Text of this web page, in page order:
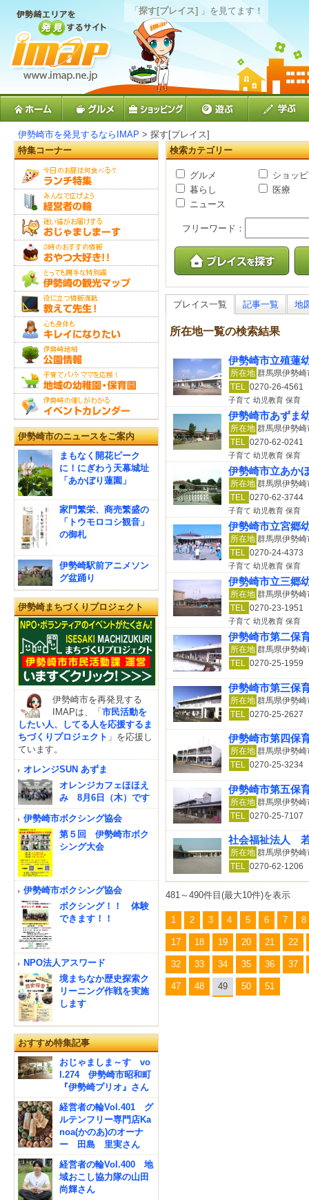
「探す[プレイス] 」を見てます！
伊勢崎市を発見するならIMAP > 探す[プレイス]
検索カテゴリー
グルメ
ショッ
暮らし
医療
ニュース
フリーワード：
プレイス一覧 記事一覧 地
所在地一覧の検索結果
伊勢崎市立殖蓮
所在地 群馬県伊勢
TEL 0270-26-4561
子育て 幼児教育 保育
伊勢崎市あずま
所在地 群馬県伊勢
TEL 0270-62-0241
子育て 幼児教育 保育
伊勢崎市立あか
所在地 群馬県伊勢
TEL 0270-62-3744
子育て 幼児教育 保育
伊勢崎市立宮郷
所在地 群馬県伊勢
TEL 0270-24-4373
子育て 幼児教育 保育
伊勢崎市立三郷
所在地 群馬県伊勢
TEL 0270-23-1951
子育て 幼児教育 保育
伊勢崎市第二保
所在地 群馬県伊勢
TEL 0270-25-1959
伊勢崎市第三保
所在地 群馬県伊勢
TEL
0270-25-2627
伊勢崎市第四保
所在地 群馬県伊勢
TEL 0270-25-3234
伊勢崎市第五保
所在地 群馬県伊勢
TEL
0270-25-7107
社会福祉法人
所在地 群馬県伊勢
TEL 0270-62-1206
481～490件目(最大10件)を表示
1 2 3 4 5 6 7 8
17 18 19 20 21 22
32 33 34 35 36 37
47 48 49 50 51
特集コーナー
伊勢崎市のニュースをご案内
まもなく開花ピーク
に！にぎわう天幕城址
「あかぼり蓮園」
家門繁栄、商売繁盛の
「トウモロコシ観音」
の御札
伊勢崎駅前アニメソン
グ盆踊り
伊勢崎まちづくりプロジェクト
伊勢崎市を再発見する
IMAPは、「市民活動を
したい人、してる人を応援するま
ちづくりプロジェクト 」を応援し
ています。
オレンジSUN あずま
オレンジカフェほほえ
み 8月6日（木）です
伊勢崎市ボクシング協会
第５回 伊勢崎市ボク
シング大会
伊勢崎市ボクシング協会
ボクシング！！ 体験
できます！！
NPO法人アスワード
境まちなか歴史探索ク
リーニング作戦を実施
します
おすすめ特集記事
おじゃましま～す vo
l.274 伊勢崎市昭和町
『伊勢崎プリオ』さん
経営者の輪Vol.401 グ
ルテンフリー専門店Ka
noa(かのあ)のオーナ
ー 田島 里実さん
経営者の輪Vol.400 地
域おこし協力隊の山田
尚輝さん